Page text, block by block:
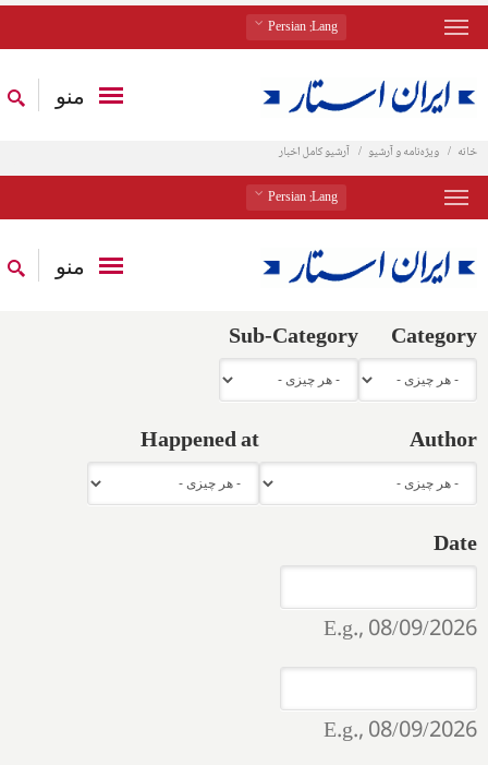
Lang
: Persian
منو
خانه ویژه‌نامه و آرشیو آرشیو کامل اخبار
Lang
: Persian
منو
Category
Sub-Category
Author
Happened at
Date
E.g., 08/09/2026
E.g., 08/09/2026